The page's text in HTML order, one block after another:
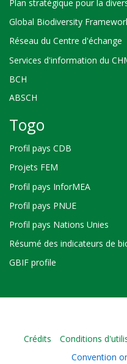
Plan stratégique pour la
Global Biodiversity
Réseau du Centre d'échange
Services d'information du
BCH
ABSCH
Togo
Profil pays CDB
Projets FEM
Profil pays InforMEA
Profil pays PNUE
Profil pays Nations Unies
Résumé des indicateurs de
GBIF profile
Crédits Conditions
Convention